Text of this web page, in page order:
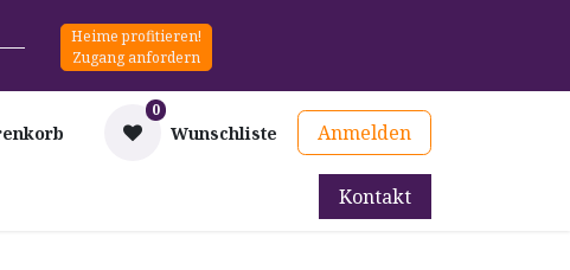
Heime profitieren!
Zugang anfordern
0
Wunschliste Anmelden
Mieten
Kontakt